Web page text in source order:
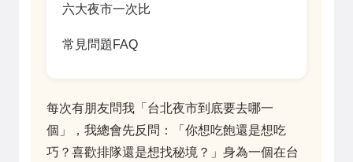
六大夜市一次比
常見問題FAQ
每次有朋友問我「台北夜市到底要去哪一
個」，我總會先反問：「你想吃飽還是想吃
巧？喜歡排隊還是想找秘境？」身為一個在台